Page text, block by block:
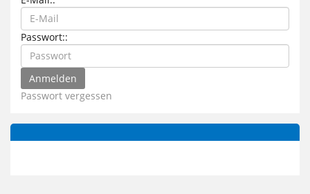
Passwort::
Passwort vergessen